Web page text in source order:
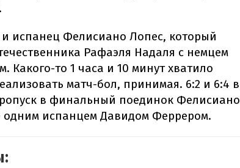
испанец Фелисиано Лопес, который
Рафаэля Надаля с немцем
то 1 часа и 10 минут хватило
матч-бол, принимая. 6:2 и 6:4 в
в финальный поединок Фелисиано
одним испанцем Давидом Феррером.